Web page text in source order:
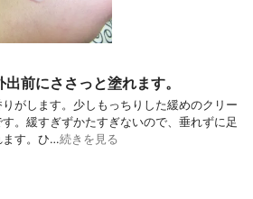
前にささっと塗れます。
がします。少しもっちりした緩めのクリー
。緩すぎずかたすぎないので、垂れずに足
ます。ひ…続きを見る